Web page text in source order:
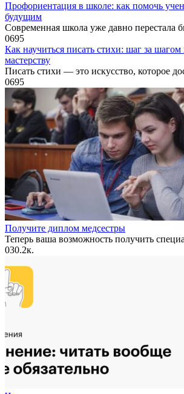
Профориентация в школе: как помочь
будущим
Современная школа уже давно перестала
0695
Как научиться писать стихи: шаг за шагом
мастерству
Писать стихи — это искусство, которое
0695
Получите диплом медсестры
Теперь ваша возможность получить
030.2к.